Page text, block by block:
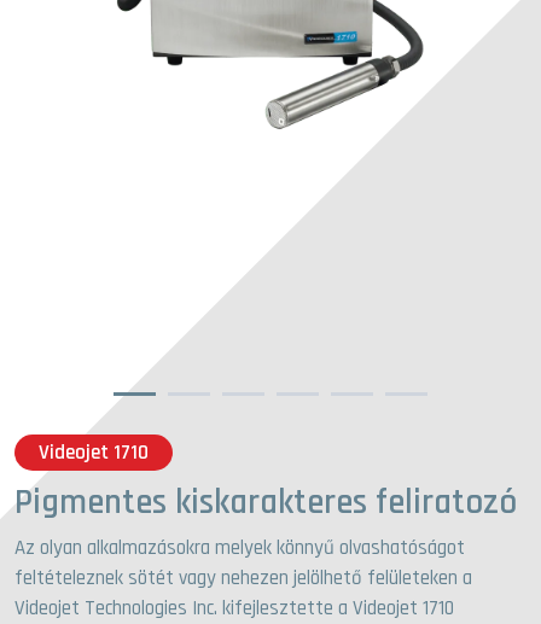
1
Videojet 1710
Pigmentes kiskarakteres feliratozó
Az olyan alkalmazásokra melyek könnyű olvashatóságot
feltételeznek sötét vagy nehezen jelölhető felületeken a
Videojet Technologies Inc. kifejlesztette a Videojet 1710